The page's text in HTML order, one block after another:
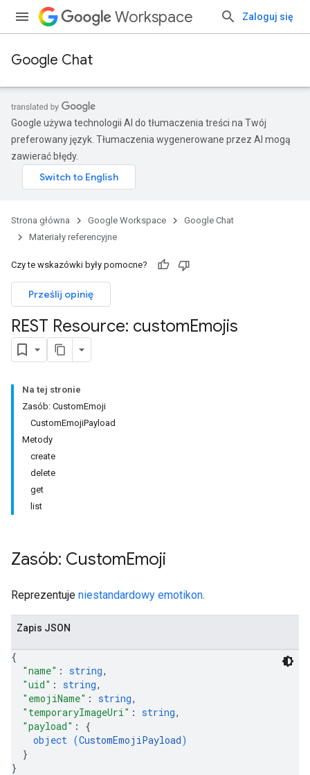
Workspace Zaloguj się
Google Chat
Google używa technologii AI do tłumaczenia treści na Twój
preferowany język. Tłumaczenia wygenerowane przez AI mogą
zawierać błędy.
Strona główna Google Workspace
Google Chat
Materiały referencyjne
Czy te wskazówki były pomocne?
Prześlij opinię
REST Resource: customEmojis
Na tej stronie
Zasób: CustomEmoji
CustomEmojiPayload
Metody
create
delete
get
list
Zasób: CustomEmoji
Reprezentuje niestandardowy emotikon.
Zapis JSON
{
"name" : string,
"uid" : string,
"emojiName" : string,
"temporaryImageUri" : string,
"payload" : {
object (CustomEmojiPayload)
}
}